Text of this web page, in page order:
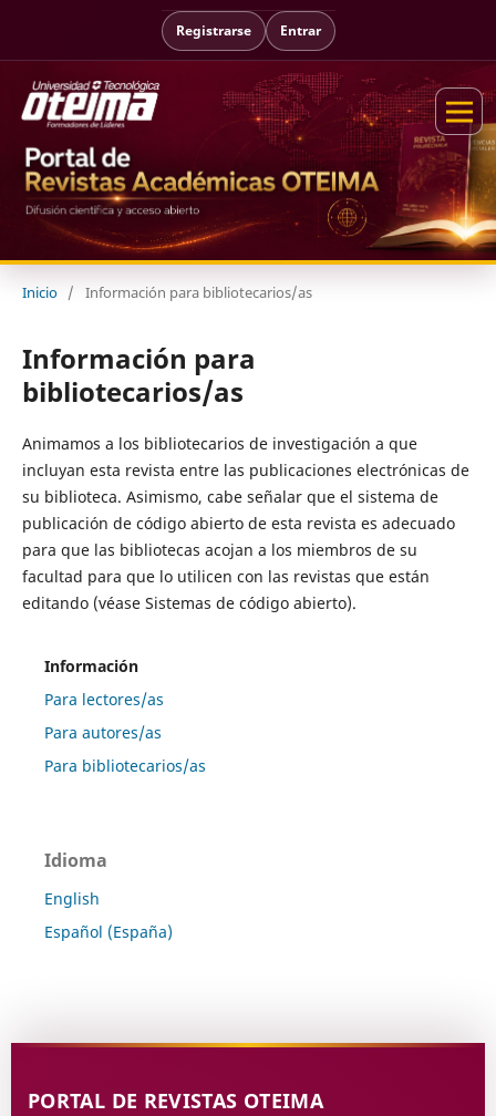
Registrarse Entrar
Inicio / Información para bibliotecarios/as
Información para
bibliotecarios/as
Animamos a los bibliotecarios de investigación a que
incluyan esta revista entre las publicaciones electrónicas de
su biblioteca. Asimismo, cabe señalar que el sistema de
publicación de código abierto de esta revista es adecuado
para que las bibliotecas acojan a los miembros de su
facultad para que lo utilicen con las revistas que están
editando (véase Sistemas de código abierto).
Información
Para lectores/as
Para autores/as
Para bibliotecarios/as
Idioma
English
Español (España)
PORTAL DE REVISTAS OTEIMA